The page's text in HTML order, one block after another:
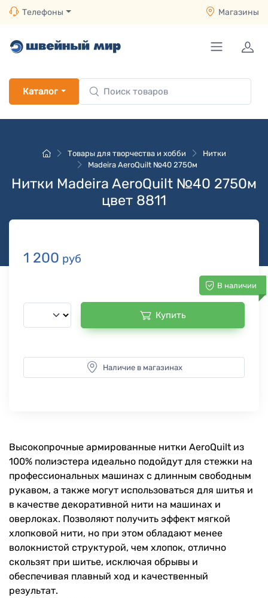
Телефоны Магазины
Каталог
Товары для творчества и хобби
Нитки
Madeira AeroQuilt №40 2750м
Нитки Madeira AeroQuilt №40 2750м
цвет 8811
1 200 руб
В наличии
Купить
Наличие в магазинах
Высокопрочные армированные нитки AeroQuilt из
100% полиэстера идеально подойдут для стежки на
профессиональных машинах с длинным свободным
рукавом, а также могут использоваться для шитья и
в качестве декоративной нити на машинах и
оверлоках. Позволяют получить эффект мягкой
хлопковой нити, но при этом обладают менее
волокнистой структурой, чем хлопок, отлично
скользят при шитье, исключая обрывы и
обеспечивая плавный ход и качественный
результат.